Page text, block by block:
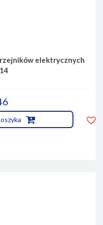
elektrycznych